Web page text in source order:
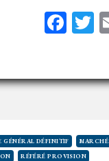
GÉNÉRAL DÉFINITIF
RÉFÉRÉ PROVISION